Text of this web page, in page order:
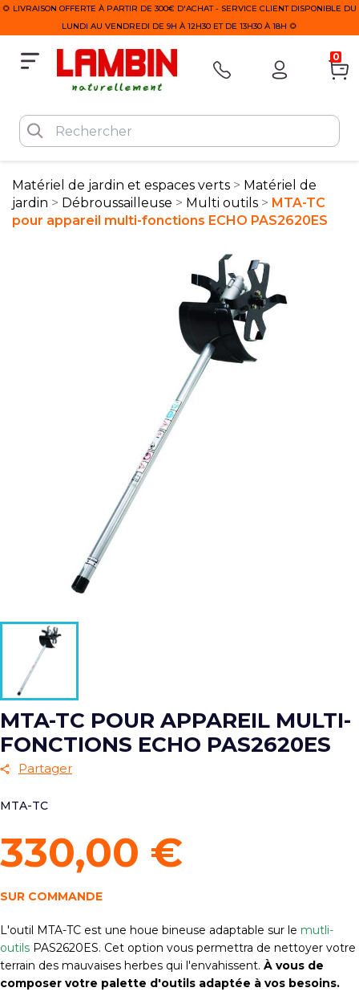
🌻 LIVRAISON OFFERTE À PARTIR DE 300€ D'ACHAT - SERVICE CLIENT DISPONIBLE DU
LUNDI AU VENDREDI DE 9H À 12H30 ET DE 13H30 À 18H 🌻
0
Matériel de jardin et espaces verts
Matériel de
jardin
Débroussailleuse Multi outils
MTA-TC
pour appareil multi-fonctions ECHO PAS2620ES
MTA-TC POUR APPAREIL MULTI-
FONCTIONS ECHO PAS2620ES
Partager
MTA-TC
330,00 €
SUR COMMANDE
L'outil MTA-TC est une houe bineuse adaptable sur le mutli-
outils PAS2620ES. Cet option vous permettra de nettoyer votre
terrain des mauvaises herbes qui l'envahissent. À vous de
composer votre palette d'outils adaptée à vos besoins.